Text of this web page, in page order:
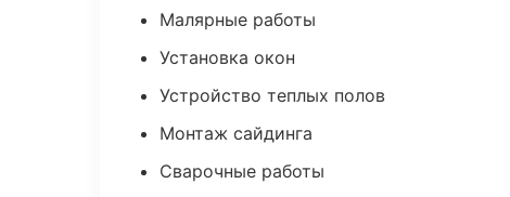
Малярные работы
Установка окон
Устройство теплых полов
Монтаж сайдинга
Сварочные работы